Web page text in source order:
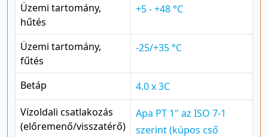
Üzemi tartomány,
hűtés
+5 - +48 °C
Üzemi tartomány,
fűtés
-25/+35 °C
Betáp
4.0 x 3C
Vízoldali csatlakozás
(előremenő/visszatérő)
Apa PT 1" az ISO 7-1
szerint (kúpos cső